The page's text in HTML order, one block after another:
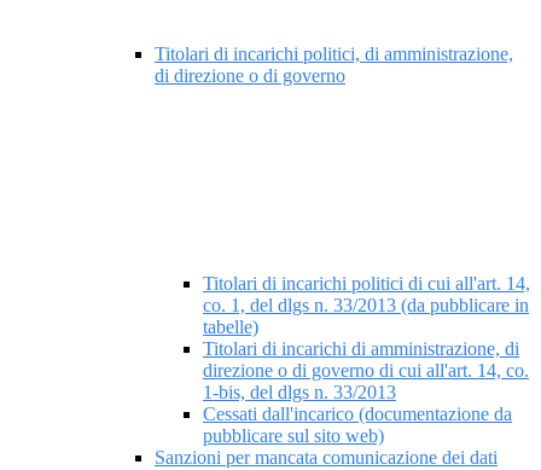
Titolari di incarichi politici, di amministrazione,
di direzione o di governo
Titolari di incarichi politici di cui all'art. 14,
co. 1, del dlgs n. 33/2013 (da pubblicare in
tabelle)
Titolari di incarichi di amministrazione, di
direzione o di governo di cui all'art. 14, co.
1-bis, del dlgs n. 33/2013
Cessati dall'incarico (documentazione da
pubblicare sul sito web)
Sanzioni per mancata comunicazione dei dati